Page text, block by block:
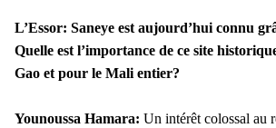
L’Essor: Saneye est aujourd’hui connu
Quelle est l’importance de ce site
Gao et pour le Mali entier?
Younoussa Hamara: Un intérêt colossal au